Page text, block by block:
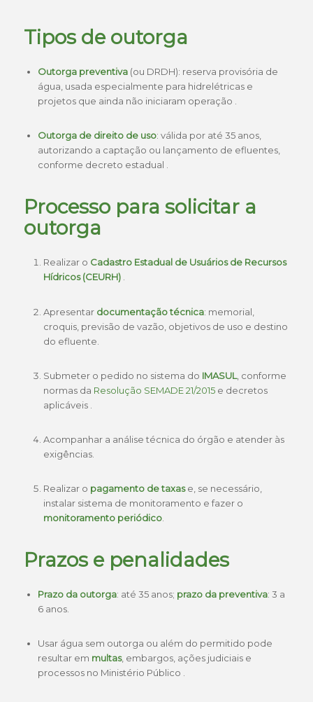
Tipos de outorga
Outorga preventiva(ou DRDH): reserva provisória de
água, usada especialmente para hidrelétricas e
projetos que ainda não iniciaram operação .
Outorga de direito de uso: válida por até 35 anos,
autorizando a captação ou lançamento de efluentes,
conforme decreto estadual .
Processo para solicitar a
outorga
Realizar o Cadastro Estadual de Usuários de Recursos
Hídricos (CEURH) .
Apresentar documentação técnica: memorial,
croquis, previsão de vazão, objetivos de uso e destino
do efluente.
Submeter o pedido no sistema do IMASUL, conforme
normas da Resolução SEMADE 21/2015e decretos
aplicáveis .
Acompanhar a análise técnica do órgão e atender às
exigências.
Realizar o pagamento de taxase, se necessário,
instalar sistema de monitoramento e fazer o
monitoramento periódico.
Prazos e penalidades
Prazo da outorga: até 35 anos; prazo da preventiva: 3 a
6 anos.
Usar água sem outorga ou além do permitido pode
resultar em multas, embargos, ações judiciais e
processos no Ministério Público .